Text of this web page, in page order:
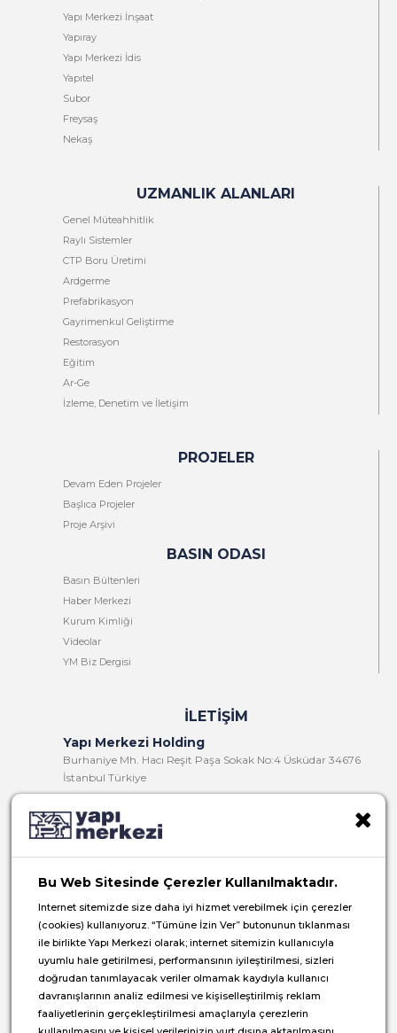
Bu Web Sitesinde Çerezler Kullanılmaktadır.
Internet sitemizde size daha iyi hizmet verebilmek için çerezler
(cookies) kullanıyoruz. “Tümüne İzin Ver” butonunun tıklanması
ile birlikte Yapı Merkezi olarak; internet sitemizin kullanıcıyla
uyumlu hale getirilmesi, performansının iyileştirilmesi, sizleri
doğrudan tanımlayacak veriler olmamak kaydıyla kullanıcı
davranışlarının analiz edilmesi ve kişiselleştirilmiş reklam
faaliyetlerinin gerçekleştirilmesi amaçlarıyla çerezlerin
Yapı Merkezi İnşaat
Yapıray
Yapı Merkezi İdis
Yapıtel
Subor
Freysaş
Nekaş
UZMANLIK ALANLARI
Genel Müteahhitlik
Raylı Sistemler
CTP Boru Üretimi
Ardgerme
Prefabrikasyon
Gayrimenkul Geliştirme
Restorasyon
Eğitim
Ar-Ge
İzleme, Denetim ve İletişim
PROJELER
Devam Eden Projeler
Başlıca Projeler
Proje Arşivi
BASIN ODASI
Basın Bültenleri
Haber Merkezi
Kurum Kimliği
Videolar
YM Biz Dergisi
İLETIŞIM
Yapı Merkezi Holding
Burhaniye Mh. Hacı Reşit Paşa Sokak No:4 Üsküdar 34676
İstanbul Türkiye
T: +90 216 321 90 00
F: +90 216 321 90 13
İK: insan.kaynaklari@ym.com.tr